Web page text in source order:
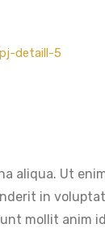
aliqua. Ut
in
mollit anim